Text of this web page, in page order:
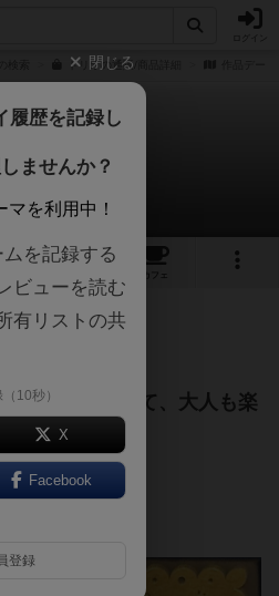
トリオの通販/商品詳細
リオ
さんのレビュー
11
カフェ
1年以上前
け引きもあって、大人も楽
閉じる
履歴を記録し
ませんか？
マを利用中！
を記録する
ビューを読む
有リストの共
10秒）
X
Facebook
登録